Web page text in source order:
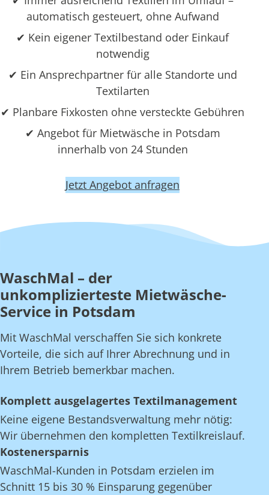
automatisch gesteuert, ohne Aufwand
✔ Kein eigener Textilbestand oder Einkauf
notwendig
✔ Ein Ansprechpartner für alle Standorte und
Textilarten
✔ Planbare Fixkosten ohne versteckte Gebühren
✔ Angebot für Mietwäsche in Potsdam
innerhalb von 24 Stunden
Jetzt Angebot anfragen
WaschMal – der
unkomplizierteste Mietwäsche-
Service in Potsdam
Mit WaschMal verschaffen Sie sich konkrete
Vorteile, die sich auf Ihrer Abrechnung und in
Ihrem Betrieb bemerkbar machen.
Komplett ausgelagertes Textilmanagement
Keine eigene Bestandsverwaltung mehr nötig:
Wir übernehmen den kompletten Textilkreislauf.
Kostenersparnis
WaschMal-Kunden in Potsdam erzielen im
Schnitt 15 bis 30 % Einsparung gegenüber